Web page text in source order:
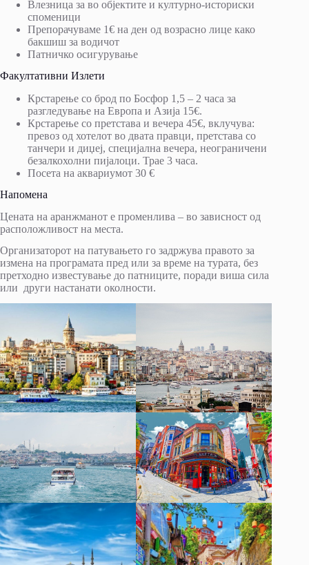
Влезница за во објектите и културно-историски
споменици
Препорачуваме 1€ на ден од возрасно лице како
бакшиш за водичот
Патничко осигурување
Факултативни Излети
Крстарење со брод по Босфор 1,5 – 2 часа за
разгледување на Европа и Азија 15€.
Крстарење со претстава и вечера 45€, вклучува:
превоз од хотелот во двата правци, претстава со
танчери и диџеј, специјална вечера, неограничени
безалкохолни пијалоци. Трае 3 часа.
Посета на аквариумот 30 €
Напомена
Цената на аранжманот е променлива – во зависност од
расположливост на места.
Организаторот на патувањето го задржува правото за
измена на програмата пред или за време на турата, без
претходно известување до патниците, поради виша сила
или други настанати околности.